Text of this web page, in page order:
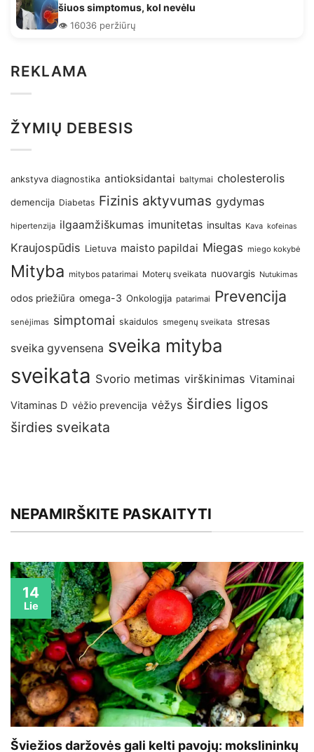
šiuos simptomus, kol nevėlu
👁️ 16036 peržiūrų
REKLAMA
ŽYMIŲ DEBESIS
ankstyva diagnostika antioksidantai baltymai cholesterolis
demencija Diabetas Fizinis aktyvumas gydymas
hipertenzija ilgaamžiškumas imunitetas insultas Kava kofeinas
Kraujospūdis Lietuva maisto papildai Miegas miego kokybė
Mityba mitybos patarimai Moterų sveikata nuovargis Nutukimas
odos priežiūra omega-3 Onkologija patarimai Prevencija
senėjimas simptomai skaidulos smegenų sveikata stresas
sveika gyvensena sveika mityba
sveikata Svorio metimas virškinimas Vitaminai
Vitaminas D vėžio prevencija vėžys širdies ligos
širdies sveikata
NEPAMIRŠKITE PASKAITYTI
Šviežios daržovės gali kelti pavojų: mokslininkų
14
Lie